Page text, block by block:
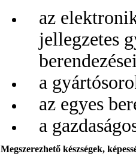
az
jellegzetes
a
az egyes
a
Megszerezhető készségek,